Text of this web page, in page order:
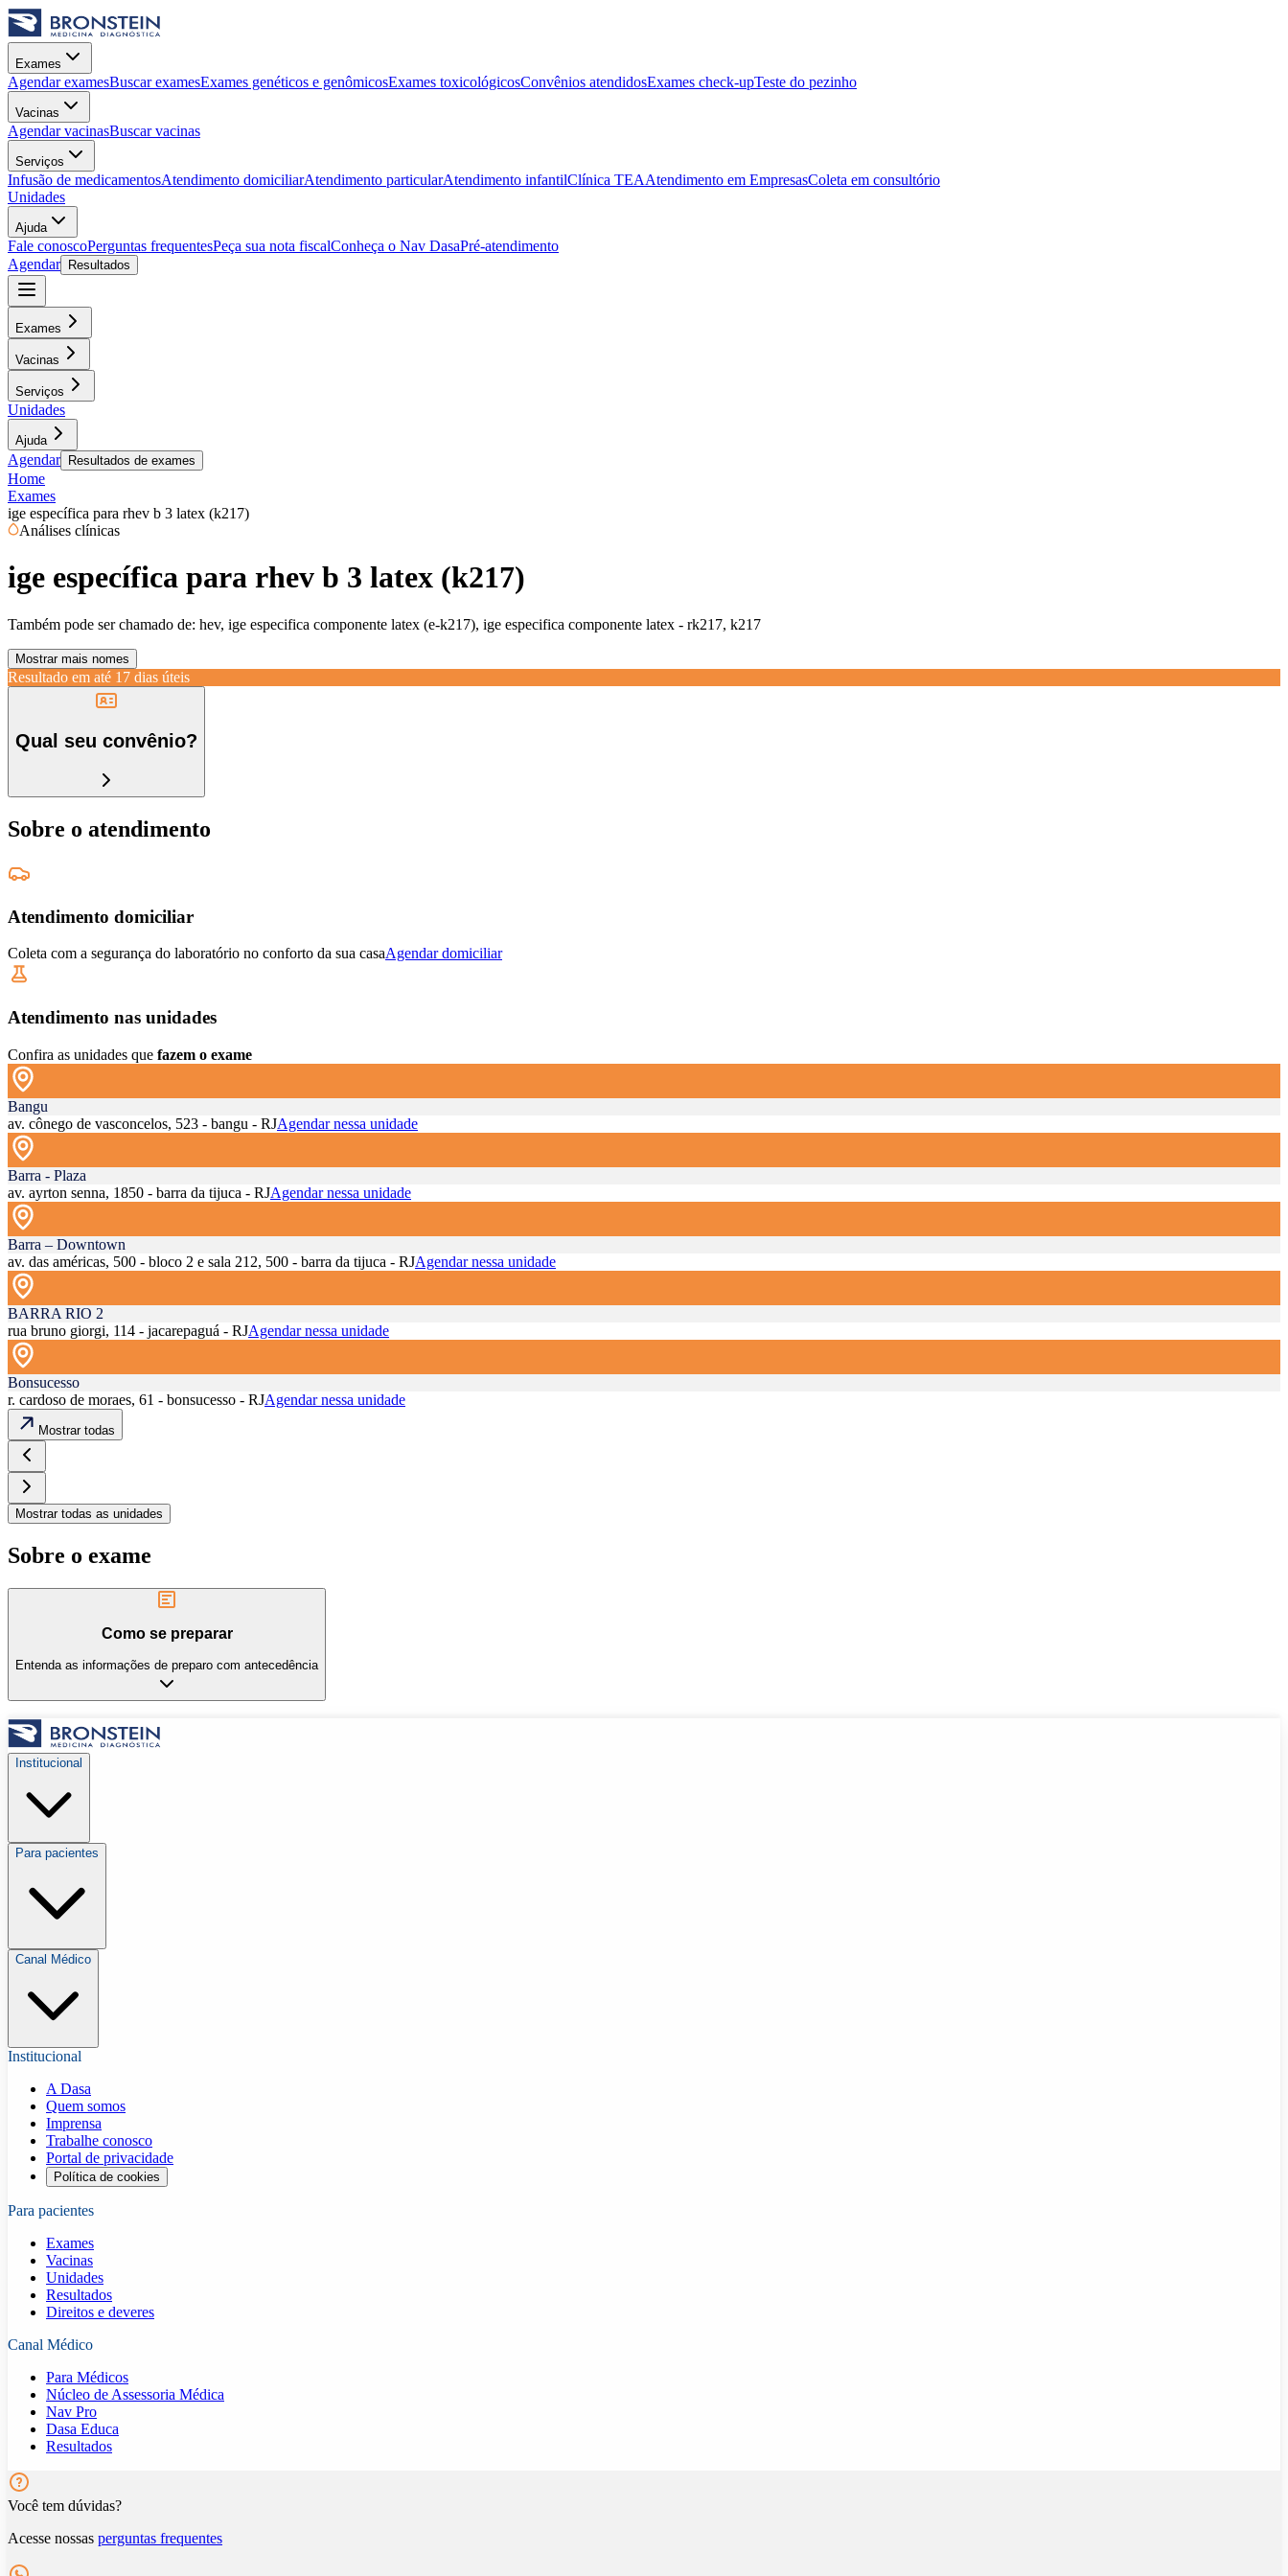
Exames
Agendar examesBuscar examesExames genéticos e genômicosExames toxicológicosConvênios atendidosExames check-upTeste do pezinho
Vacinas
Agendar vacinasBuscar vacinas
Serviços
Infusão de medicamentosAtendimento domiciliarAtendimento particularAtendimento infantilClínica TEAAtendimento em EmpresasColeta em consultório
Unidades
Ajuda
Fale conoscoPerguntas frequentesPeça sua nota fiscalConheça o Nav DasaPré-atendimento
Agendar
Resultados
Exames
Vacinas
Serviços
Unidades
Ajuda
Agendar Resultados de exames
Home
Exames
ige específica para rhev b 3 latex (k217)
Análises clínicas
ige específica para rhev b 3 latex (k217)
Também pode ser chamado de: hev, ige especifica componente latex (e-k217), ige especifica componente latex - rk217, k217
Mostrar mais nomes
Resultado em até 17 dias úteis
Qual seu convênio?
Sobre o atendimento
Atendimento domiciliar
Coleta com a segurança do laboratório no conforto da sua casaAgendar domiciliar
Atendimento nas unidades
Confira as unidades que fazem o exame
Bangu
av. cônego de vasconcelos, 523 - bangu - RJAgendar nessa unidade
Barra - Plaza
av. ayrton senna, 1850 - barra da tijuca - RJAgendar nessa unidade
Barra – Downtown
av. das américas, 500 - bloco 2 e sala 212, 500 - barra da tijuca - RJAgendar nessa unidade
BARRA RIO 2
rua bruno giorgi, 114 - jacarepaguá - RJAgendar nessa unidade
Bonsucesso
r. cardoso de moraes, 61 - bonsucesso - RJAgendar nessa unidade
Mostrar todas
Mostrar todas as unidades
Sobre o exame
Como se preparar
Entenda as informações de preparo com antecedência
Institucional
Para pacientes
Canal Médico
Institucional
A Dasa
Quem somos
Imprensa
Trabalhe conosco
Portal de privacidade
Política de cookies
Para pacientes
Exames
Vacinas
Unidades
Resultados
Direitos e deveres
Canal Médico
Para Médicos
Núcleo de Assessoria Médica
Nav Pro
Dasa Educa
Resultados
Você tem dúvidas?
Acesse nossas perguntas frequentes